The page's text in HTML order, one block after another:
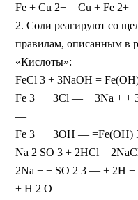
Fe + Cu 2+ = Сu + Fe 2+
2. Соли реагируют со
правилам, описанным в
«Кислоты»:
FeCl 3 + 3NaOH =
Fe 3+ + 3Cl — + 3Na + +
—
Fe 3+ + 3OH — =Fe(OH)
Na 2 SO 3 + 2HCl =
2Na + + SO 2 3 — + 2H
+ H 2 O